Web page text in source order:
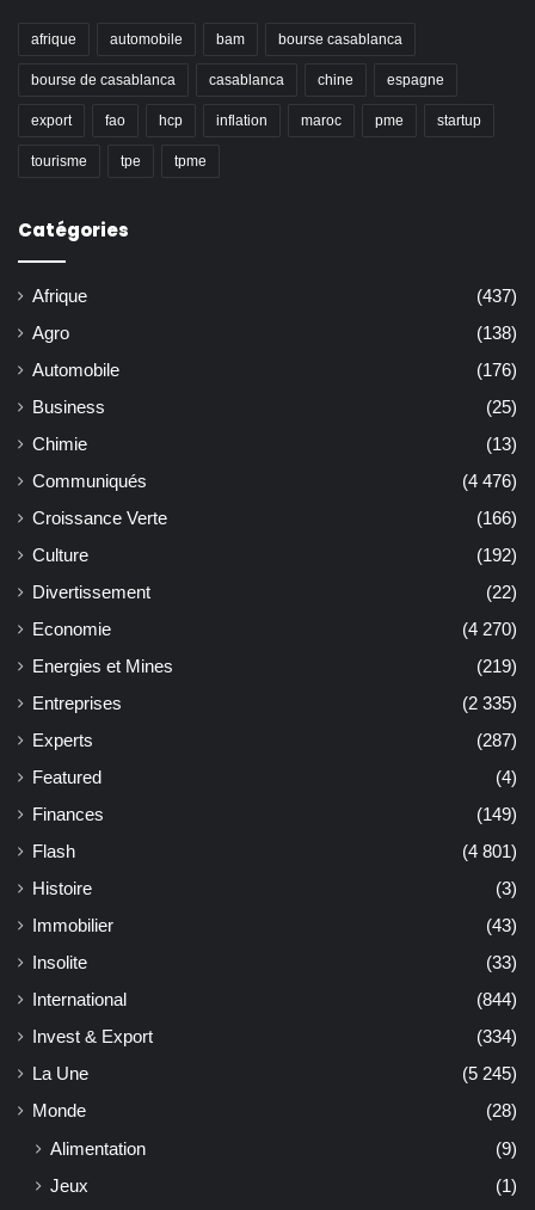
afrique automobile bam bourse casablanca
bourse de casablanca casablanca chine espagne
export fao hcp inflation maroc pme startup
tourisme tpe tpme
Catégories
Afrique
(437)
Agro
(138)
Automobile
(176)
Business
(25)
Chimie
(13)
Communiqués
(4 476)
Croissance Verte
(166)
Culture
(192)
Divertissement
(22)
Economie
(4 270)
Energies et Mines
(219)
Entreprises
(2 335)
Experts
(287)
Featured
(4)
Finances
(149)
Flash
(4 801)
Histoire
(3)
Immobilier
(43)
Insolite
(33)
International
(844)
Invest & Export
(334)
La Une
(5 245)
Monde
(28)
Alimentation
(9)
Jeux
(1)